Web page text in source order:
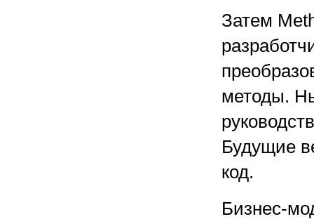
Затем
методы.
Будущие
код.
Бизнес-